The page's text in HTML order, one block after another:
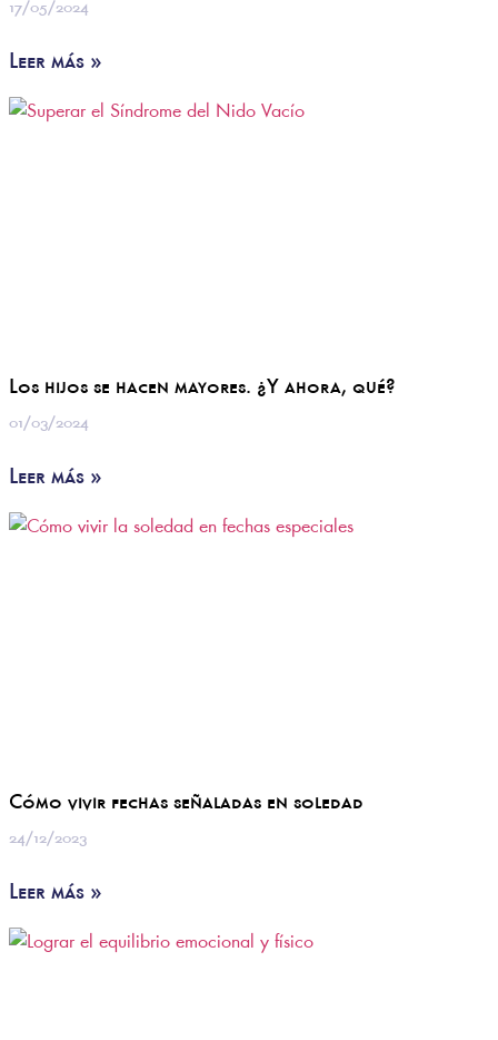
17/05/2024
Leer más »
Los hijos se hacen mayores. ¿Y ahora, qué?
01/03/2024
Leer más »
Cómo vivir fechas señaladas en soledad
24/12/2023
Leer más »